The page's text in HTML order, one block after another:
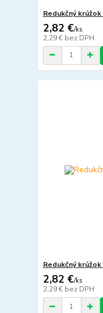
Redukčný
2,82 €/ks
2,29 € bez DPH
Redukčný
2,82 €/ks
2,29 € bez DPH